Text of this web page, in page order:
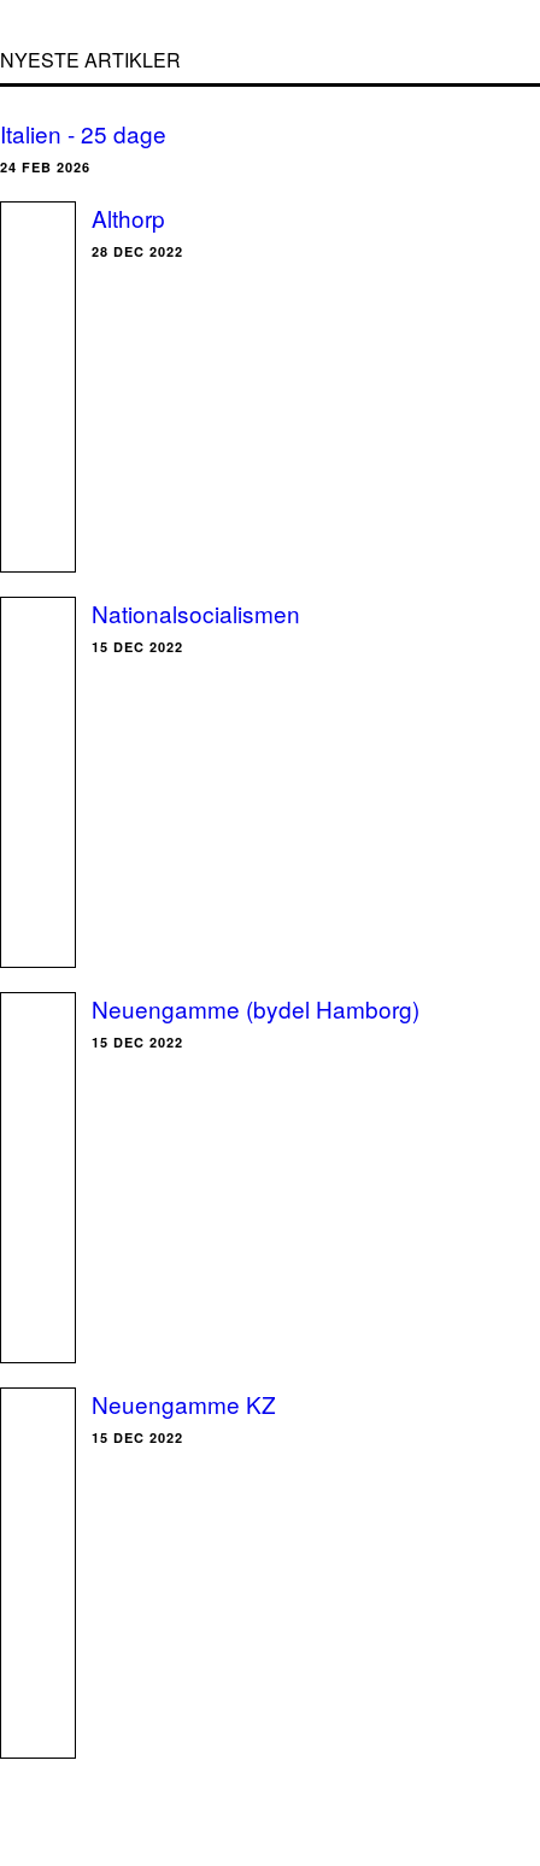
NYESTE ARTIKLER
Italien - 25 dage
24 FEB 2026
Althorp
28 DEC 2022
Nationalsocialismen
15 DEC 2022
Neuengamme (bydel Hamborg)
15 DEC 2022
Neuengamme KZ
15 DEC 2022